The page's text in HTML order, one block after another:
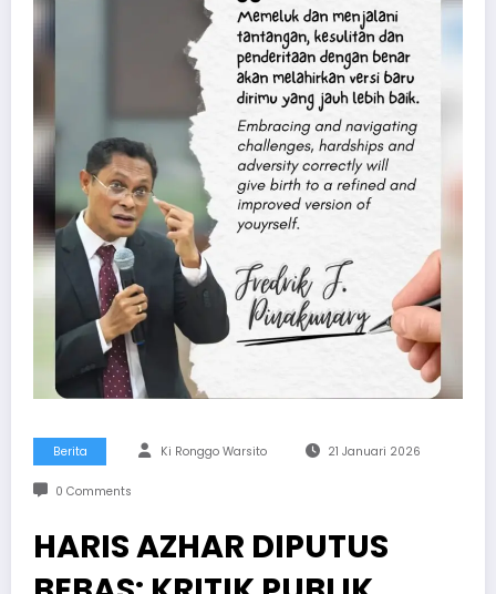
Berita Ki Ronggo Warsito 21 Januari 2026
0 Comments
HARIS AZHAR DIPUTUS